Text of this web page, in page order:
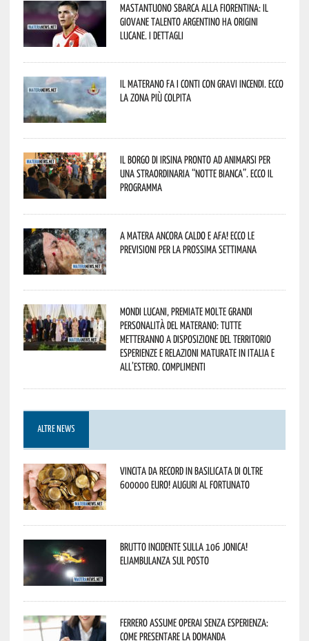
Mastantuono sbarca alla Fiorentina: il
giovane talento argentino ha origini
lucane. I dettagli
Il materano fa i conti con gravi incendi. Ecco
la zona più colpita
Il borgo di Irsina pronto ad animarsi per
una straordinaria “Notte Bianca”. Ecco il
programma
A Matera ancora caldo e afa! Ecco le
previsioni per la prossima settimana
Mondi lucani, premiate molte grandi
personalità del materano: tutte
metteranno a disposizione del territorio
esperienze e relazioni maturate in Italia e
all’estero. Complimenti
ALTRE NEWS
Vincita da record in Basilicata di oltre
600000 euro! Auguri al fortunato
Brutto incidente sulla 106 Jonica!
Eliambulanza sul posto
Ferrero assume operai senza esperienza:
come presentare la domanda